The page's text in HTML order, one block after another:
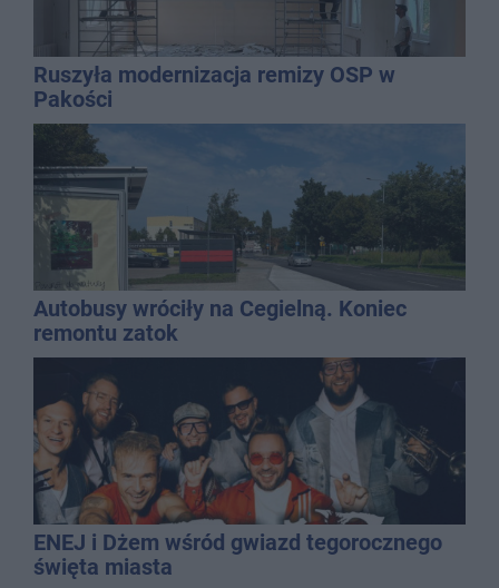
Ruszyła modernizacja remizy OSP w
Pakości
Autobusy wróciły na Cegielną. Koniec
remontu zatok
ENEJ i Dżem wśród gwiazd tegorocznego
święta miasta